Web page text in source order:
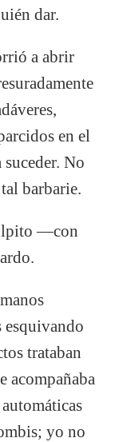
dar.
a abrir
en el
No
barbarie.
―con
esquivando
trataban
acompañaba
yo no